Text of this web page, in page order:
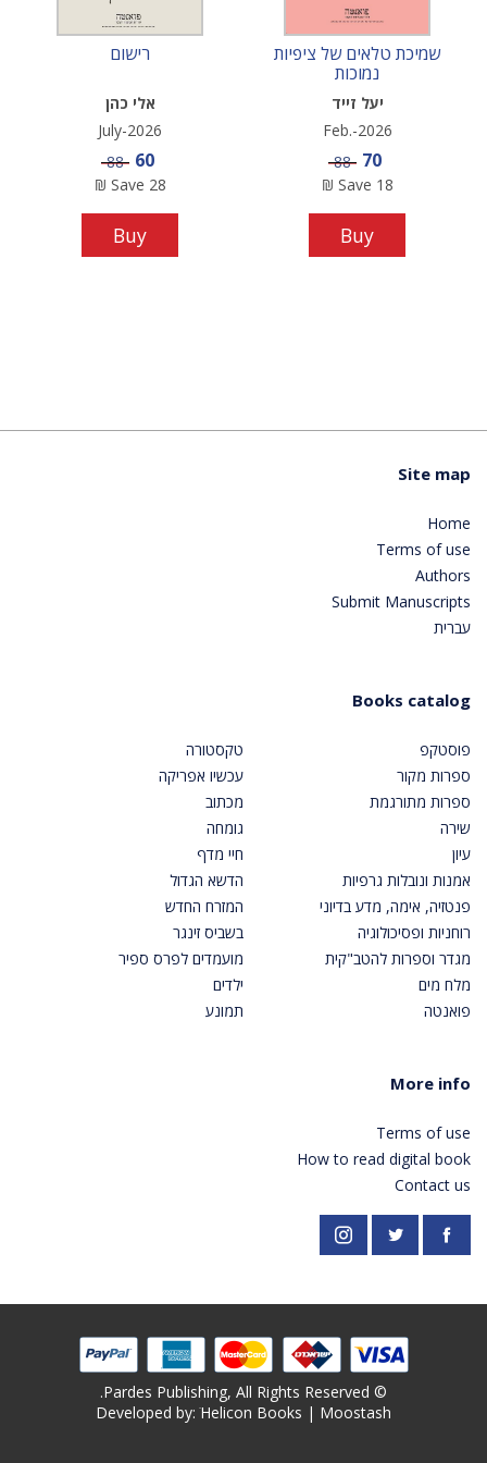
שמיכת טלאים של ציפיות
נמוכות
יעל זייד
Feb.-2026
Sale price
70
Price
88
Save 18
₪
Buy
רישום
אלי כהן
July-2026
Sale price
60
Price
88
Save 28
₪
Buy
Site map
Home
Terms of use
Authors
Submit Manuscripts
עברית
Books catalog
פוסטקפ
ספרות מקור
ספרות מתורגמת
שירה
עיון
אמנות ונובלות גרפיות
פנטזיה, אימה, מדע בדיוני
רוחניות ופסיכולוגיה
מגדר וספרות להטב"קית
מלח מים
פואנטה
טקסטורה
עכשיו אפריקה
מכתוב
גומחה
חיי מדף
הדשא הגדול
המזרח החדש
בשביס זינגר
מועמדים לפרס ספיר
ילדים
תמונע
More info
Terms of use
How to read digital book
Contact us
Facebook
https://twitter.com/PardesPublish
Instagram
© Pardes Publishing, All Rights Reserved.
Developed by: ׁHelicon Books | Moostash